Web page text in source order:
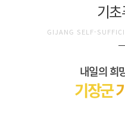
기
GIJANG SELF-
내일의 희
기장군